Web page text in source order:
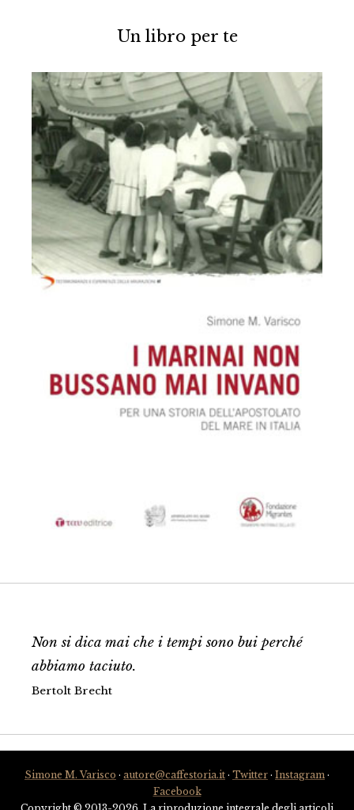
Un libro per te
Non si dica mai che i tempi sono bui perché
abbiamo taciuto.
Bertolt Brecht
Simone M. Varisco · autore@caffestoria.it · Twitter · Instagram ·
Facebook